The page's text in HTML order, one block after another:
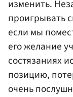
изменить.
проигрывать
если мы
его желание
состязаниях
позицию,
очень